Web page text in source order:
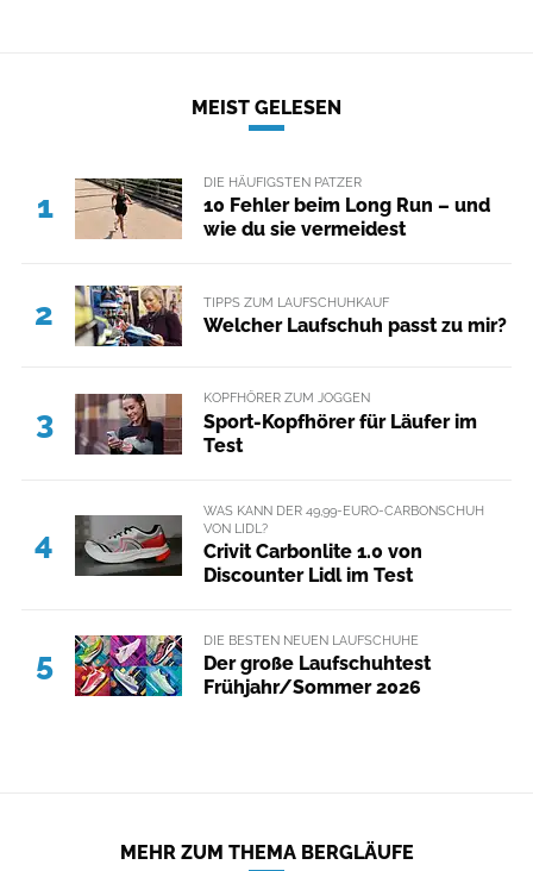
MEIST GELESEN
1
DIE HÄUFIGSTEN PATZER
10 Fehler beim Long Run – und
wie du sie vermeidest
2 TIPPS ZUM LAUFSCHUHKAUF
Welcher Laufschuh passt zu mir?
3
KOPFHÖRER ZUM JOGGEN
Sport-Kopfhörer für Läufer im
Test
4
WAS KANN DER 49,99-EURO-CARBONSCHUH
VON LIDL?
Crivit Carbonlite 1.0 von
Discounter Lidl im Test
5
DIE BESTEN NEUEN LAUFSCHUHE
Der große Laufschuhtest
Frühjahr/Sommer 2026
MEHR ZUM THEMA BERGLÄUFE